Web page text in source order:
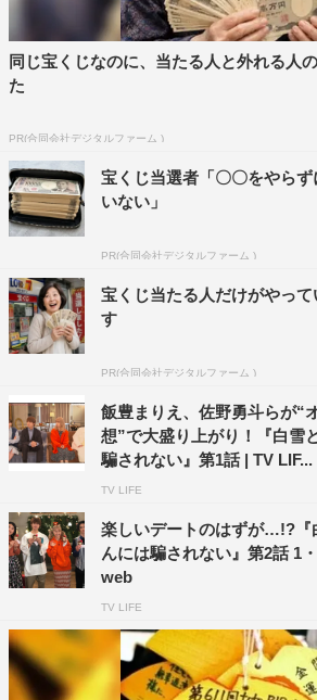
ーフラワー」をアトリエで制作するこ
バーたち10人が、共同作業を行う都内
に初めて集合。そこで「ジャイアント
のデザイン・監修を行うMEGUさんの
初めてペーパーフラワー制作に挑戦す
しかし、MEGUさんからは現状制作
ーフラワーは10人中、たった一人の制
人40個のノルマが課せられ、メンバー
い。
制作する手順を習ったあと、前回デ
得たえいと、せいと、まる、みほろ、
地へ。遊園地では、女子メンバーがそ
を告白し、あいりがさなりと明かすと
同じ宝くじなのに、当たる人と外れる人
た
PR(合同会社デジタルファーム )
宝くじ当選者「〇〇をやら
いない」
PR(合同会社デジタルファーム )
宝くじ当たる人だけがやって
す
PR(合同会社デジタルファーム )
飯豊まりえ、佐野勇斗らが“
想”で大盛り上がり！『白雪
騙されない』第1話 | TV LIF...
TV LIFE
楽しいデートのはずが…!?『
んには騙されない』第2話 1
web
TV LIFE